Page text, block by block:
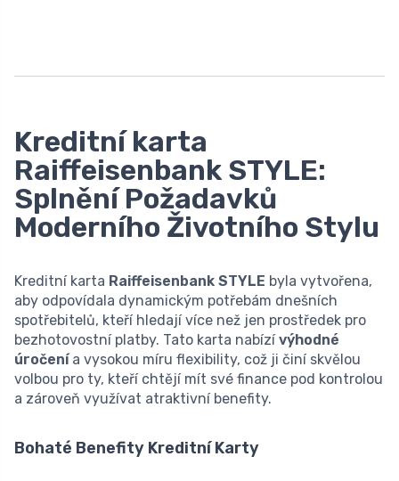
Kreditní karta
Raiffeisenbank STYLE:
Splnění Požadavků
Moderního Životního Stylu
Kreditní karta Raiffeisenbank STYLE byla vytvořena,
aby odpovídala dynamickým potřebám dnešních
spotřebitelů, kteří hledají více než jen prostředek pro
bezhotovostní platby. Tato karta nabízívýhodné
úročenía vysokou míru flexibility, což ji činí skvělou
volbou pro ty, kteří chtějí mít své finance pod kontrolou
a zároveň využívat atraktivní benefity.
Bohaté Benefity Kreditní Karty